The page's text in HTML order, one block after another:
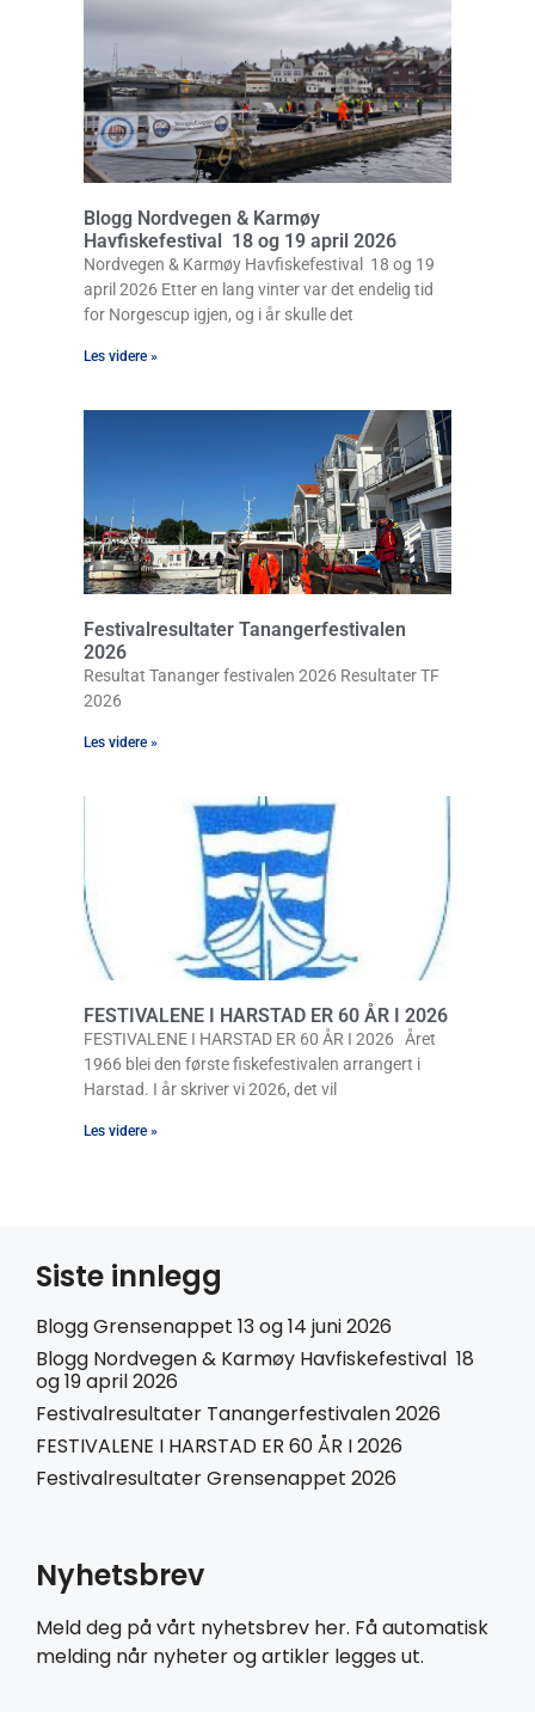
Blogg Nordvegen & Karmøy
Havfiskefestival 18 og 19 april 2026
Nordvegen & Karmøy Havfiskefestival 18 og 19
april 2026 Etter en lang vinter var det endelig tid
for Norgescup igjen, og i år skulle det
Les videre »
Festivalresultater Tanangerfestivalen
2026
Resultat Tananger festivalen 2026 Resultater TF
2026
Les videre »
FESTIVALENE I HARSTAD ER 60 ÅR I 2026
FESTIVALENE I HARSTAD ER 60 ÅR I 2026 Året
1966 blei den første fiskefestivalen arrangert i
Harstad. I år skriver vi 2026, det vil
Les videre »
Siste innlegg
Blogg Grensenappet 13 og 14 juni 2026
Blogg Nordvegen & Karmøy Havfiskefestival 18
og 19 april 2026
Festivalresultater Tanangerfestivalen 2026
FESTIVALENE I HARSTAD ER 60 ÅR I 2026
Festivalresultater Grensenappet 2026
Nyhetsbrev
Meld deg på vårt nyhetsbrev her. Få automatisk
melding når nyheter og artikler legges ut.